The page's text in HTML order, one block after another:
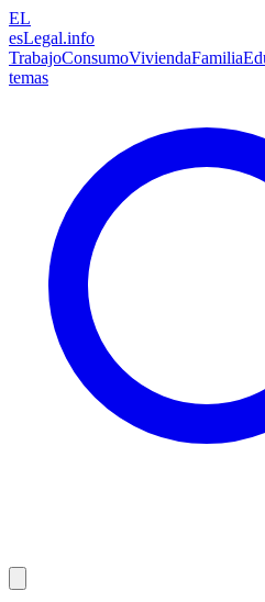
EL
esLegal.info
TrabajoConsumoViviendaFamilia
temas